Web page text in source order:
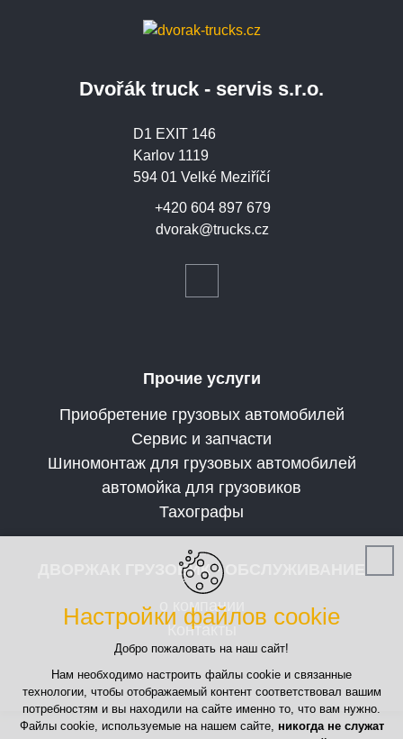
Dvořák truck - servis s.r.o.
dvorak@trucks.cz
+420 604 897 679
D1 EXIT 146
Karlov 1119
594 01 Velké Meziříčí
Прочие услуги
Приобретение грузовых автомобилей
Сервис и запчасти
Шиномонтаж для грузовых автомобилей
автомойка для грузовиков
Тахографы
ДВОРЖАК ГРУЗОВИК - ОБСЛУЖИВАНИЕ
о компании
Контакты
Настройки файлов cookie
Добро пожаловать на наш сайт!
Нам необходимо настроить файлы cookie и связанные
технологии, чтобы отображаемый контент соответствовал вашим
потребностям и вы находили на сайте именно то, что вам нужно.
Файлы cookie, используемые на нашем сайте, никогда не служат